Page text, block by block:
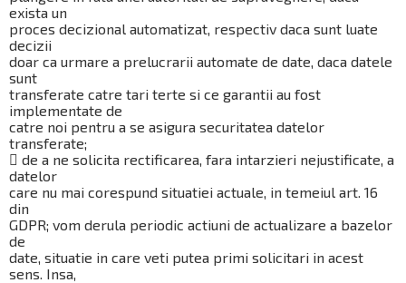
exista un
proces decizional automatizat, respectiv daca sunt luate
decizii
doar ca urmare a prelucrarii automate de date, daca datele
sunt
transferate catre tari terte si ce garantii au fost
implementate de
catre noi pentru a se asigura securitatea datelor
transferate;
 de a ne solicita rectificarea, fara intarzieri nejustificate, a
datelor
care nu mai corespund situatiei actuale, in temeiul art. 16
din
GDPR; vom derula periodic actiuni de actualizare a bazelor
de
date, situatie in care veti putea primi solicitari in acest
sens. Insa,